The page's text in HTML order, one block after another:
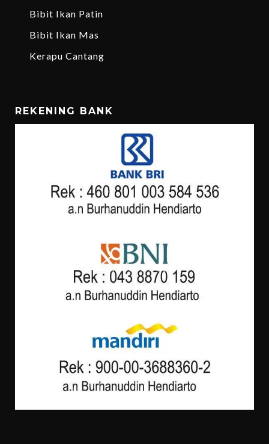
Bibit Ikan Patin
Bibit Ikan Mas
Kerapu Cantang
REKENING BANK